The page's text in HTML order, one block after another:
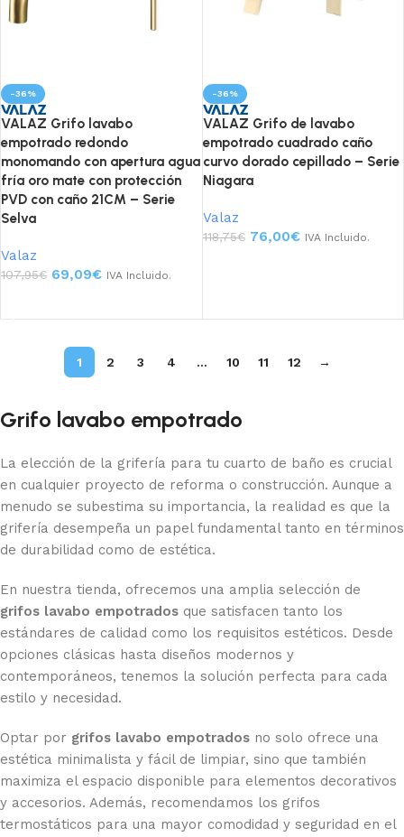
-36%
VALAZ Grifo lavabo
empotrado redondo
monomando con apertura agua
fría oro mate con protección
PVD con caño 21CM – Serie
Selva
Valaz
107,95€ 69,09€ IVA Incluido.
-36%
VALAZ Grifo de lavabo
empotrado cuadrado caño
curvo dorado cepillado – Serie
Niagara
Valaz
118,75€ 76,00€ IVA Incluido.
1 2 3 4 … 10 11 12 →
Grifo lavabo empotrado
La elección de la grifería para tu cuarto de baño es crucial
en cualquier proyecto de reforma o construcción. Aunque a
menudo se subestima su importancia, la realidad es que la
grifería desempeña un papel fundamental tanto en términos
de durabilidad como de estética.
En nuestra tienda, ofrecemos una amplia selección de
grifos lavabo empotrados que satisfacen tanto los
estándares de calidad como los requisitos estéticos. Desde
opciones clásicas hasta diseños modernos y
contemporáneos, tenemos la solución perfecta para cada
estilo y necesidad.
Optar por grifos lavabo empotrados no solo ofrece una
estética minimalista y fácil de limpiar, sino que también
maximiza el espacio disponible para elementos decorativos
y accesorios. Además, recomendamos los grifos
termostáticos para una mayor comodidad y seguridad en el